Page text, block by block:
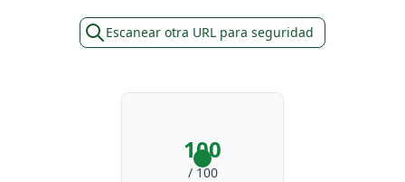
Escanear otra URL para seguridad
100
/ 100